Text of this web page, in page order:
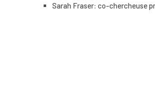
Sarah Fraser: co-chercheuse